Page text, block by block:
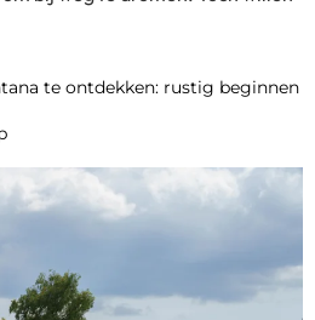
te ontdekken: rustig beginnen